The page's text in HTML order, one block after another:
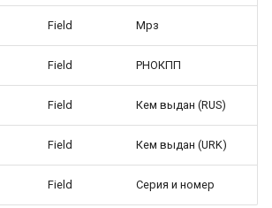
Field Мрз
Field РНОКПП
Field Кем выдан (RUS)
Field Кем выдан (URK)
Field Серия и номер